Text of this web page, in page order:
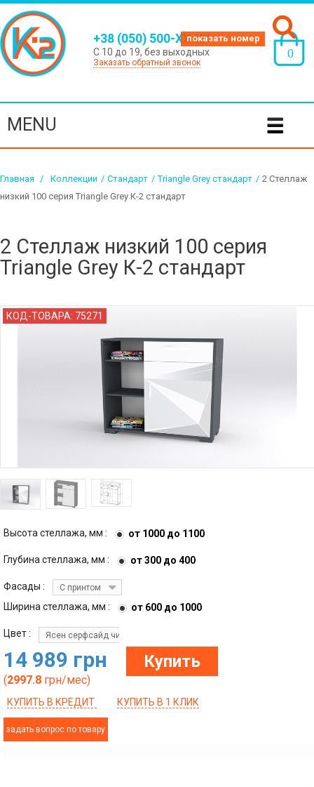
0
+38 (050) 500-XX-XX
С 10 до 19, без выходных
Заказать обратный звонок
MENU
Главная Коллекции / Стандарт /Triangle Grey стандарт / 2 Стеллаж
низкий 100 серия Triangle Grey К-2 стандарт
2 Стеллаж низкий 100 серия
Triangle Grey К-2 стандарт
КОД-ТОВАРА: 75271
Высота стеллажа, мм : от 1000 до 1100
Глубина стеллажа, мм : от 300 до 400
Фасады : С принтом
Ширина стеллажа, мм : от 600 до 1000
Цвет : Ясен серфсайд чистий
14 989 грн Купить
(2997.8 грн/мес)
КУПИТЬ В КРЕДИТ КУПИТЬ В 1 КЛИК
задать вопрос по товару